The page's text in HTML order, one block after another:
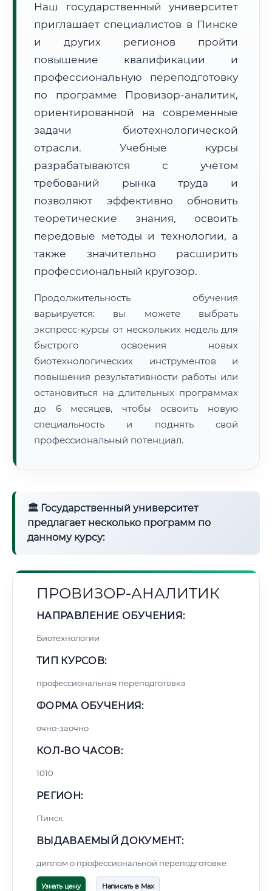
Почтовые индексы:
Часовой пояс:
UTC+3
Формат учебы:
Дистанционно
🗺️ Зона обслуживания: г. Пинск
Расчет логистики оригиналов:
• Маршрут транзита:~3 663 км
• Экспресс-доставка СДЭК / Почтой: 5–7 рабочих дней
📜 Документы и аккредитация ФИС ФРДО
Нажмите на документ для увеличения и просмотра
Наш государственный университет
приглашает специалистов в Пинске
и других регионов пройти
повышение квалификации и
профессиональную переподготовку
по программе Провизор-аналитик,
ориентированной на современные
задачи биотехнологической
отрасли. Учебные курсы
разрабатываются с учётом
требований рынка труда и
позволяют эффективно обновить
теоретические знания, освоить
передовые методы и технологии, а
также значительно расширить
профессиональный кругозор.
Продолжительность обучения
варьируется: вы можете выбрать
экспресс-курсы от нескольких недель для
быстрого освоения новых
биотехнологических инструментов и
повышения результативности работы или
остановиться на длительных программах
до 6 месяцев, чтобы освоить новую
специальность и поднять свой
профессиональный потенциал.
🏛 Государственный университет
предлагает несколько программ по
данному курсу:
ПРОВИЗОР-АНАЛИТИК
НАПРАВЛЕНИЕ ОБУЧЕНИЯ:
Биотехнологии
ТИП КУРСОВ:
профессиональная переподготовка
ФОРМА ОБУЧЕНИЯ:
очно-заочно
КОЛ-ВО ЧАСОВ:
1010
РЕГИОН:
Пинск
ВЫДАВАЕМЫЙ ДОКУМЕНТ:
диплом о профессиональной переподготовке
Узнать цену Написать в Max